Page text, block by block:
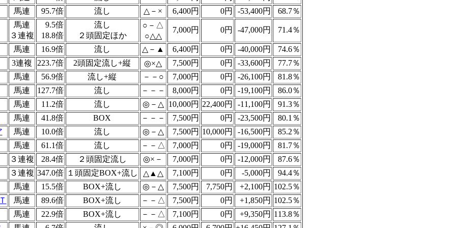
馬連
95.7倍 流し △－× 6,400円 0円 -53,400円
68.7％
馬連
３連複
9.5倍
18.8倍
流し
２頭固定ほか
○－△
○△△
7,000円 0円 -47,000円 71.4％
馬連 16.9倍 流し △－▲ 6,400円 0円 -40,000円
74.6％
3連複
223.7倍 2頭固定流し+縦 ◎×△ 7,500円 0円 -33,600円
77.7％
馬連
56.9倍 流し+縦 －－○ 7,000円 0円 -26,100円
81.8％
馬連
127.7倍 流し －－－ 8,000円 0円 -19,100円
86.0％
馬連
11.2倍 流し ◎－△ 10,000円 22,400円 -11,100円
91.3％
馬連
41.8倍 BOX －－－ 7,500円 0円 -23,500円
80.1％
馬連 10.0倍 流し ◎－△ 7,500円 10,000円 -16,500円
85.2％
馬連
61.1倍 流し －－△ 7,000円 0円 -19,000円
81.7％
３連複
28.4倍 ２頭固定流し ◎×－ 7,000円 0円 -12,000円
87.6％
３連複 347.0倍 １頭固定BOX+流し △▲△ 7,100円 0円 -5,000円
94.4％
馬連
15.5倍 BOX+流し ◎－△ 7,500円 7,750円 +2,100円 102.5％
馬連 89.6倍 BOX+流し －－△ 7,500円 0円 +1,850円 102.5％
馬連
22.9倍 BOX+流し －－△ 7,100円 0円 +9,350円 113.8％